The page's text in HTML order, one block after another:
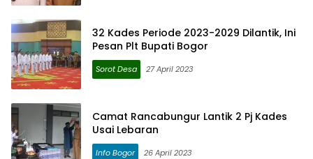
32 Kades Periode 2023-2029 Dilantik, Ini
Pesan Plt Bupati Bogor
Sorot Desa 27 April 2023
Camat Rancabungur Lantik 2 Pj Kades
Usai Lebaran
Info Bogor 26 April 2023